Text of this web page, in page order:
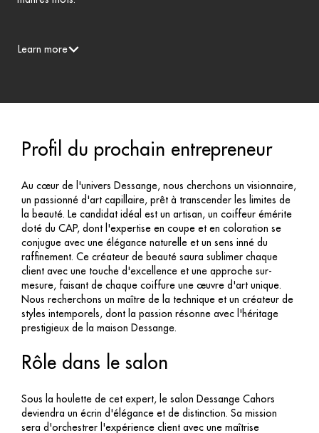
Learn more
Profil du prochain entrepreneur
Au cœur de l'univers Dessange, nous cherchons un visionnaire,
un passionné d'art capillaire, prêt à transcender les limites de
la beauté. Le candidat idéal est un artisan, un coiffeur émérite
doté du CAP, dont l'expertise en coupe et en coloration se
conjugue avec une élégance naturelle et un sens inné du
raffinement. Ce créateur de beauté saura sublimer chaque
client avec une touche d'excellence et une approche sur-
mesure, faisant de chaque coiffure une œuvre d'art unique.
Nous recherchons un maître de la technique et un créateur de
styles intemporels, dont la passion résonne avec l'héritage
prestigieux de la maison Dessange.
Rôle dans le salon
Sous la houlette de cet expert, le salon Dessange Cahors
deviendra un écrin d'élégance et de distinction. Sa mission
sera d'orchestrer l'expérience client avec une maîtrise